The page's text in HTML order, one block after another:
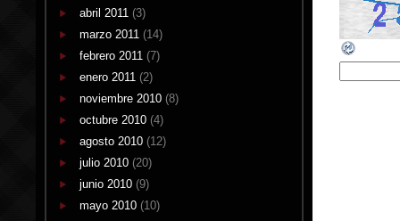
abril 2011 (3)
marzo 2011 (14)
febrero 2011 (7)
enero 2011 (2)
noviembre 2010 (8)
octubre 2010 (4)
agosto 2010 (12)
julio 2010 (20)
junio 2010 (9)
mayo 2010 (10)